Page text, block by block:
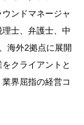
ンドマネージャ
士、弁護士、中
海外2拠点に展開
クライアントと
界屈指の経営コ